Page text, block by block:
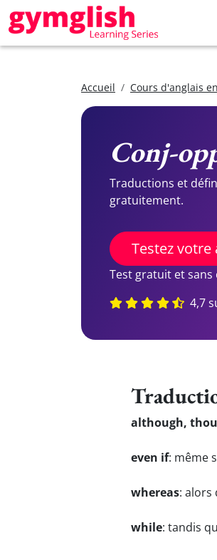
Accueil Cours d'anglais
Conj-
Traductions et
gratuitement.
Testez votre
Test gratuit et sans
4,7
although,
even if: même
whereas: alors
while: tandis